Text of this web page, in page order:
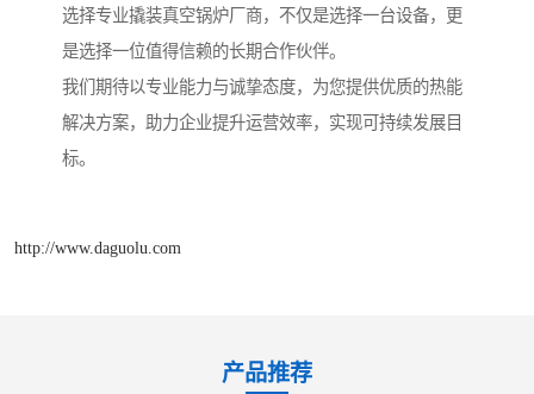
选择专业撬装真空锅炉厂商，不仅是选择一台设备，更
是选择一位值得信赖的长期合作伙伴。
我们期待以专业能力与诚挚态度，为您提供优质的热能
解决方案，助力企业提升运营效率，实现可持续发展目
标。
http://www.daguolu.com
产品推荐